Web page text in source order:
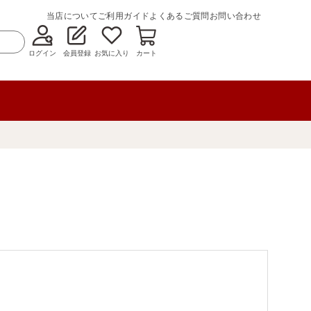
当店についてご利用ガイドよくあるご質問 お問い合わせ
ログイン 会員登録 お気に入り カート